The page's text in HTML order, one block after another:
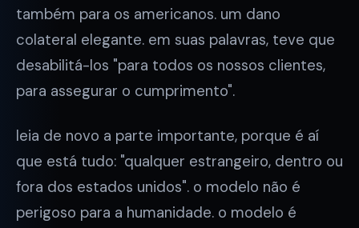
também para os americanos. um dano
colateral elegante. em suas palavras, teve que
desabilitá-los "para todos os nossos clientes,
para assegurar o cumprimento".
leia de novo a parte importante, porque é aí
que está tudo: "qualquer estrangeiro, dentro ou
fora dos estados unidos". o modelo não é
perigoso para a humanidade. o modelo é